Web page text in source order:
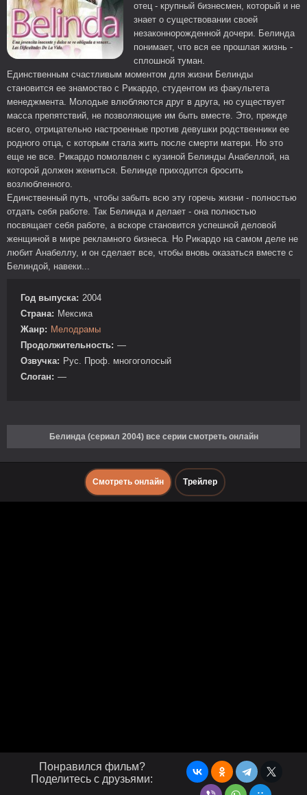
отец - крупный бизнесмен, который и не
знает о существовании своей
незаконнорожденной дочери. Белинда
понимает, что вся ее прошлая жизнь -
сплошной туман.
Единственным счастливым моментом для жизни Белинды
становится ее знамоство с Рикардо, студентом из факультета
менеджмента. Молодые влюбляются друг в друга, но существует
масса препятствий, не позволяющие им быть вместе. Это, прежде
всего, отрицательно настроенные против девушки родственники ее
родного отца, с которым стала жить после смерти матери. Но это
еще не все. Рикардо помолвлен с кузиной Белинды Анабеллой, на
которой должен жениться. Белинде приходится бросить
возлюбленного.
Единственный путь, чтобы забыть всю эту горечь жизни - полностью
отдать себя работе. Так Белинда и делает - она полностью
посвящает себя работе, а вскоре становится успешной деловой
женщиной в мире рекламного бизнеса. Но Рикардо на самом деле не
любит Анабеллу, и он сделает все, чтобы вновь оказаться вместе с
Белиндой, навеки...
Год выпуска: 2004
Страна: Мексика
Жанр: Мелодрамы
Продолжительность: —
Озвучка: Рус. Проф. многоголосый
Слоган: —
Белинда (сериал 2004) все серии смотреть онлайн
Смотреть онлайн Трейлер
Понравился фильм?
Поделитесь с друзьями: